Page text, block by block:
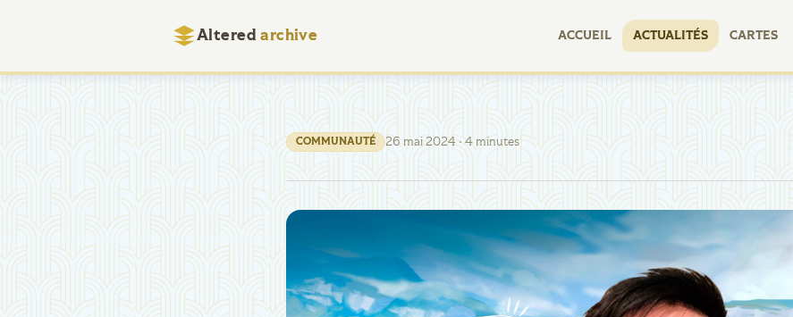
Altered archive ACCUEIL ACTUALITÉS CARTES
COMMUNAUTÉ 26 mai 2024· 4 minutes